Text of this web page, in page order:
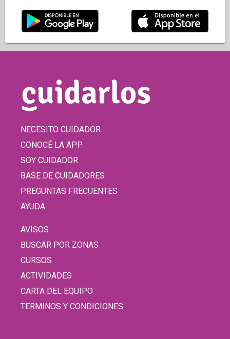
NECESITO CUIDADOR
CONOCÉ LA APP
SOY CUIDADOR
BASE DE CUIDADORES
PREGUNTAS FRECUENTES
AYUDA
AVISOS
BUSCAR POR ZONAS
CURSOS
ACTIVIDADES
CARTA DEL EQUIPO
TERMINOS Y CONDICIONES